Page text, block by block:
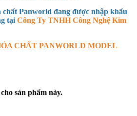
chất Panworld đang được nhập khẩu
tạiCông Ty TNHH Công Nghệ Kim
CHẤT PANWORLD MODEL
sản phẩm này.